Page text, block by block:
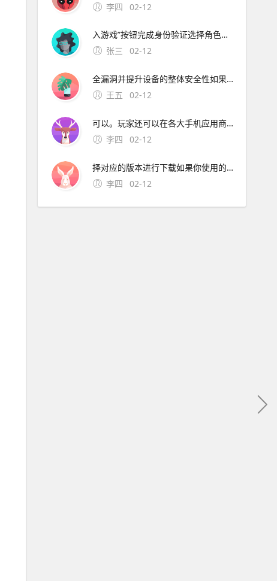
李四
02-12
入游戏”按钮完成身份验证选择角色与服务区进入角色创建界面后，选择需操作的角色形象，并指定对应的游戏服务。手游端与端游想通，你可以利用自己的闲余时间在手机上进行每日的任务，下班之后就能在电脑旁开启热血国战，感兴趣的
张三
02-12
全漏洞并提升设备的整体安全性如果允许降级至旧版本，那么攻击者就可能利用这些已知但已被修复的漏洞，对设备进行攻击或获取未授权的访问权限因此，禁止降级是防止此类攻击的重要手段三满足政企客户的安全需求 苹果的产品若要卖给政企客户，通常需要通过各种严格的。安全弱点防
王五
02-12
可以。玩家还可以在各大手机应用商店搜索“棕色尘埃2”或“BrownDust II”，找到官方正版后进行下载应用商店通常会提供游戏的基本信息玩家评分下载量以及更新日志等，有助于玩家更好地了解游戏并选择适合自己的版本在下载时，请确保选择官方正版，避免下载到盗版或恶意软件游戏下载平
李四
02-12
择对应的版本进行下载如果你使用的是苹果手机，可能需要跳转到App Store进行下载如果你使用的是安卓手机，可以。玩家还可以在各大手机应用商店搜索“棕色尘埃2”或“BrownDus
李四
02-12